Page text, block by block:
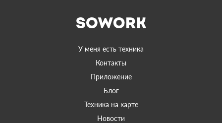
У меня есть техника
Контакты
Приложение
Блог
Техника на карте
Новости